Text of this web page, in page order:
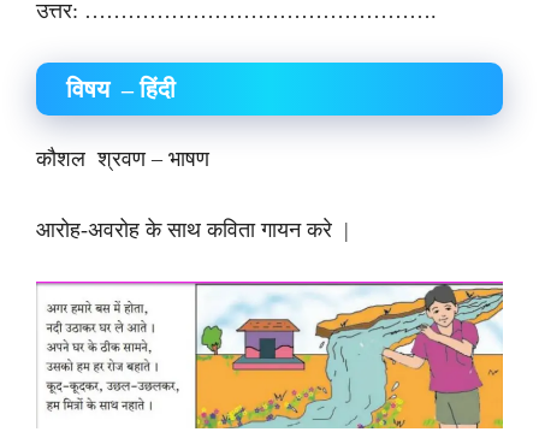
उत्तर: ………………………………………….
विषय – हिंदी
कौशल श्रवण – भाषण
आरोह-अवरोह के साथ कविता गायन करे |